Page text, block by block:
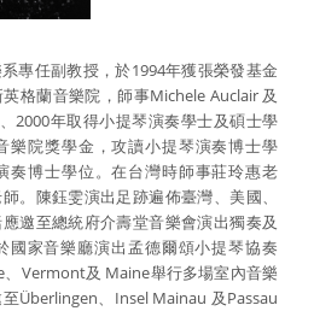
專任副教授，於1994年獲張榮發基金
格蘭音樂院，師事Michele Auclair 及
2000年取得小提琴演奏學士及碩士學
樂院獎學金，攻讀小提琴演奏博士學
奏博士學位。在台灣時師事莊玲惠老
。陳鈺雯演出足跡遍佈臺灣、美國、
邀至總統府介壽堂音樂會演出獨奏及
國家音樂廳演出孟德爾頌小提琴協奏
Vermont及 Maine舉行多場室內音樂
Überlingen、Insel Mainau 及Passau